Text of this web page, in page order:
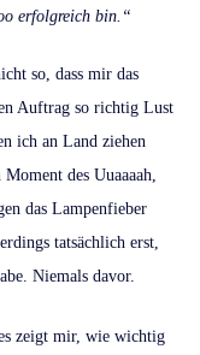
erfolgreich bin.“
so, dass mir das
Auftrag so richtig Lust
ich an Land ziehen
des Uuaaaah,
das Lampenfieber
tatsächlich erst,
Niemals davor.
zeigt mir, wie wichtig